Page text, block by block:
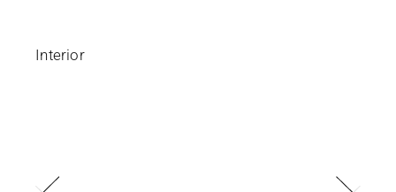
Interior